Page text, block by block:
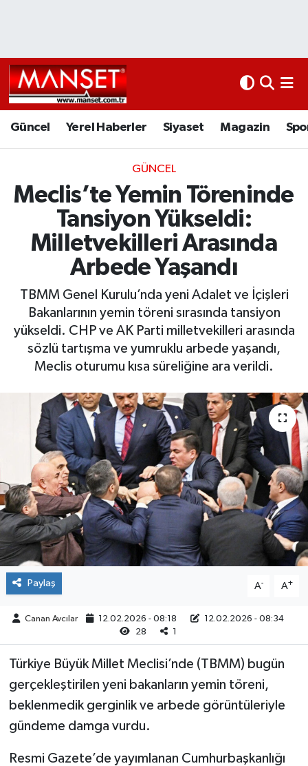
Güncel Yerel Haberler Siyaset Magazin
GÜNCEL
Meclis’te Yemin Töreninde
Tansiyon Yükseldi:
Milletvekilleri Arasında
Arbede Yaşandı
TBMM Genel Kurulu’nda yeni Adalet ve İçişleri
Bakanlarının yemin töreni sırasında tansiyon
yükseldi. CHP ve AK Parti milletvekilleri arasında
sözlü tartışma ve yumruklu arbede yaşandı,
Meclis oturumu kısa süreliğine ara verildi.
Paylaş A- A+
Canan Avcılar 12.02.2026 - 08:18
12.02.2026 - 08:34
28
1
Türkiye Büyük Millet Meclisi’nde (TBMM) bugün
gerçekleştirilen yeni bakanların yemin töreni,
beklenmedik gerginlik ve arbede görüntüleriyle
gündeme damga vurdu.
Resmi Gazete’de yayımlanan Cumhurbaşkanlığı
Kültür Sanat
Magazin
Spor
İletişim
Künye
www.manset.com.tr
Yerel Haberler
Siyaset
Spor
Sağlık
Eğitim
Teknoloji
Yaşam
Hava Durumu
Namaz Vakitleri
Süper Lig Puan Durumu ve Fikstür
Tüm Manşetler
Son Dakika Haberleri
Haber Arşivi